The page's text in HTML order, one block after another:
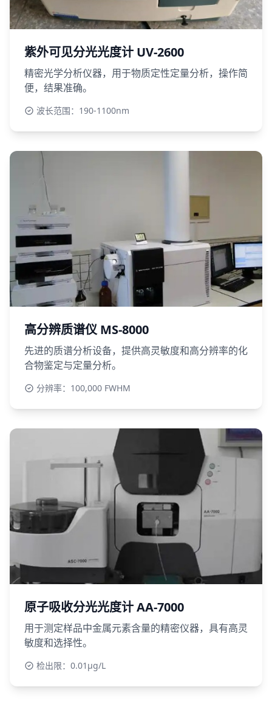
紫外可见分光光度计 UV-2600
精密光学分析仪器，用于物质定性定量分析，操作简
便，结果准确。
波长范围：190-1100nm
高分辨质谱仪 MS-8000
先进的质谱分析设备，提供高灵敏度和高分辨率的化
合物鉴定与定量分析。
分辨率：100,000 FWHM
原子吸收分光光度计 AA-7000
用于测定样品中金属元素含量的精密仪器，具有高灵
敏度和选择性。
检出限：0.01μg/L